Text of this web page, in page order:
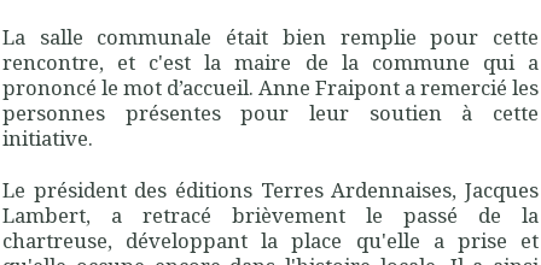
La salle communale était bien remplie pour cette
rencontre, et c'est la maire de la commune qui a
prononcé le mot d’accueil. Anne Fraipont a remercié les
personnes présentes pour leur soutien à cette
initiative.
Le président des éditions Terres Ardennaises, Jacques
Lambert, a retracé brièvement le passé de la
chartreuse, développant la place qu'elle a prise et